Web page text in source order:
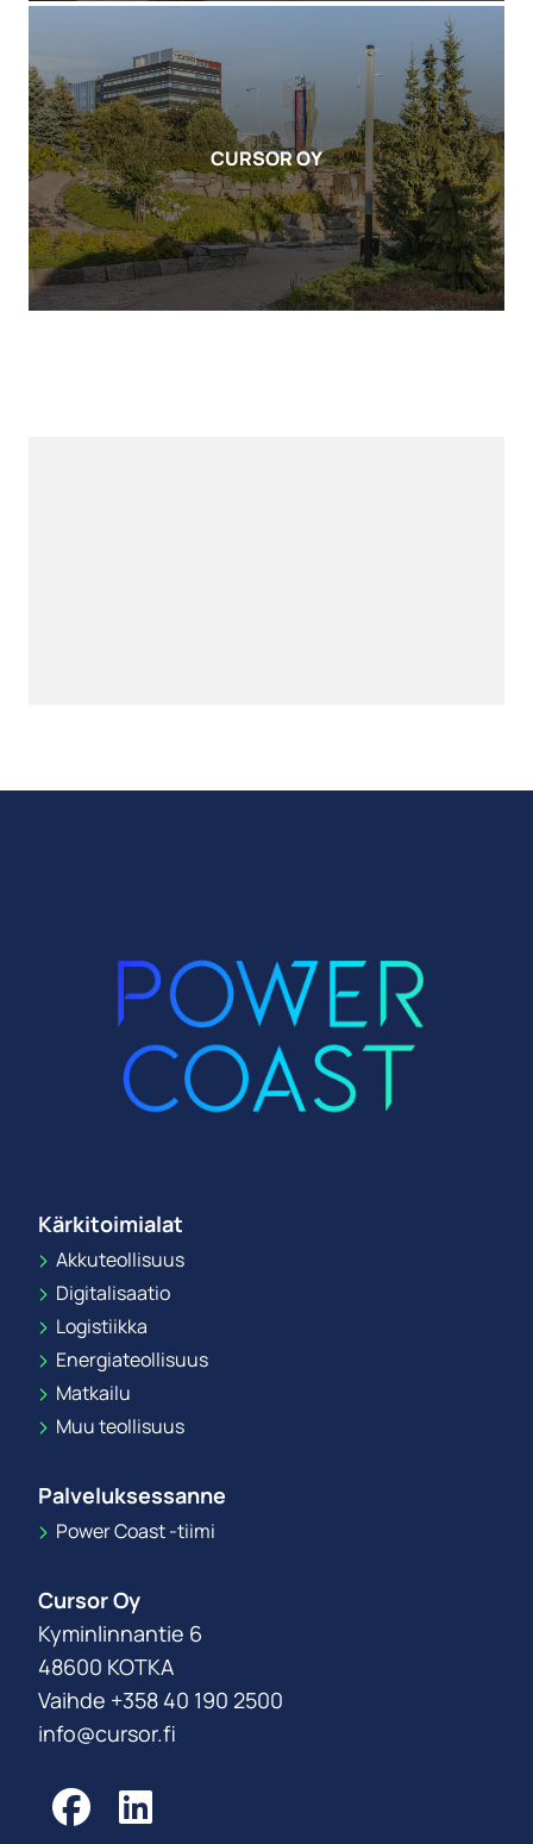
CURSOR OY
Kärkitoimialat
Akkuteollisuus
Digitalisaatio
Logistiikka
Energiateollisuus
Matkailu
Muu teollisuus
Palveluksessanne
Power Coast -tiimi
Cursor Oy
Kyminlinnantie 6
48600 KOTKA
Vaihde +358 40 190 2500
info@cursor.fi
Facebook